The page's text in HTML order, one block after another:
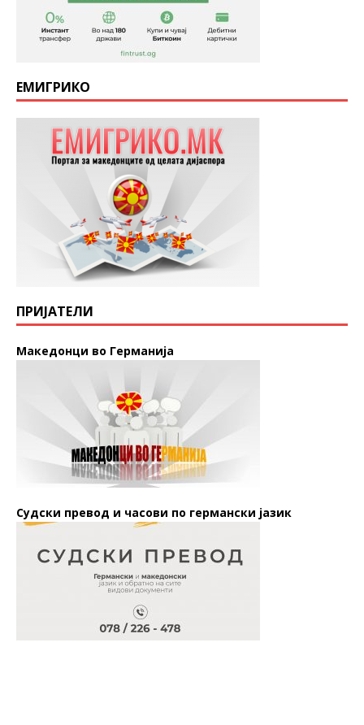
ЕМИГРИКО
ПРИЈАТЕЛИ
Македонци во Германија
Судски превод и часови по германски јазик